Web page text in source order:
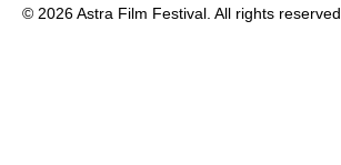
© 2026 Astra Film Festival. All rights reserved.